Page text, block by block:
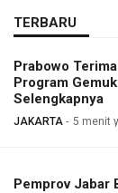
TERBARU
Prabowo
Program
Selengkapnya
JAKARTA 5 menit
Pemprov Jabar